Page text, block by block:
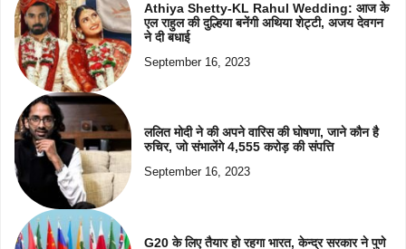
Athiya Shetty-KL Rahul Wedding: आज के
एल राहुल की दुल्हिया बनेंगी अथिया शेट्टी, अजय देवगन
ने दी बधाई
September 16, 2023
ललित मोदी ने की अपने वारिस की घोषणा, जाने कौन है
रुचिर, जो संभालेंगे 4,555 करोड़ की संपत्ति
September 16, 2023
G20 के लिए तैयार हो रहगा भारत, केन्द्र सरकार ने पुणे